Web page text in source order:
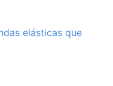
elásticas que